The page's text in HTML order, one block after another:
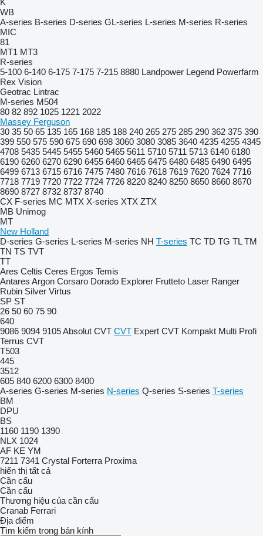
K
WB
A-series B-series D-series GL-series L-series M-series R-series
MIC
81
MT1 MT3
R-series
5-100 6-140 6-175 7-175 7-215 8880 Landpower Legend Powerfarm
Rex Vision
Geotrac Lintrac
M-series M504
80 82 892 1025 1221 2022
Massey Ferguson
30 35 50 65 135 165 168 185 188 240 265 275 285 290 362 375 390
399 550 575 590 675 690 698 3060 3080 3085 3640 4235 4255 4345
4708 5435 5445 5455 5460 5465 5611 5710 5711 5713 6140 6180
6190 6260 6270 6290 6455 6460 6465 6475 6480 6485 6490 6495
6499 6713 6715 6716 7475 7480 7616 7618 7619 7620 7624 7716
7718 7719 7720 7722 7724 7726 8220 8240 8250 8650 8660 8670
8690 8727 8732 8737 8740
CX F-series MC MTX X-series XTX ZTX
MB Unimog
MT
New Holland
D-series G-series L-series M-series NH T-series TC TD TG TL TM
TN TS TVT
TT
Ares Celtis Ceres Ergos Temis
Antares Argon Corsaro Dorado Explorer Frutteto Laser Ranger
Rubin Silver Virtus
SP ST
26 50 60 75 90
640
9086 9094 9105Absolut CVT CVT Expert CVT Kompakt Multi Profi
Terrus CVT
T503
445
3512
605 840 6200 6300 8400
A-series G-series M-series N-series Q-series S-series T-series
BM
DPU
BS
1160 1190 1390
NLX 1024
AF KE YM
7211 7341 Crystal Forterra Proxima
hiển thị tất cả
Cần cẩu
Cần cẩu
Thương hiệu của cần cẩu
Cranab Ferrari
Địa điểm
Tìm kiếm trong bán kính